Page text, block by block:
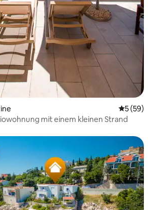
5 (59)
mit einem kleinen Strand